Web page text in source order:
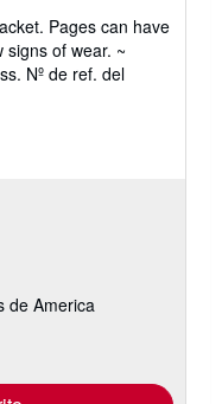
Pages can have
signs of wear. ~
Nº de ref. del
de America